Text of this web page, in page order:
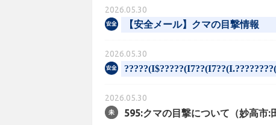
2026.05.30
【安全メール】クマの目撃情報
2026.05.30
2026.05.30
595:クマの目撃について（妙高市: